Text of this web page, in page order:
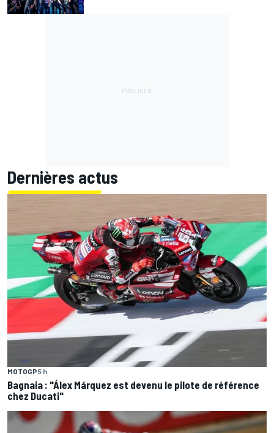
Dernières actus
MOTOGP5 h
Bagnaia : "Álex Márquez est devenu le pilote de référence
chez Ducati"